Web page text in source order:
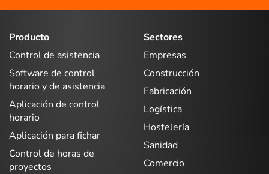
Producto
Control de asistencia
Software de control
horario y de asistencia
Aplicación de control
horario
Aplicación para fichar
Control de horas de
proyectos
Sectores
Empresas
Construcción
Fabricación
Logística
Hostelería
Sanidad
Comercio